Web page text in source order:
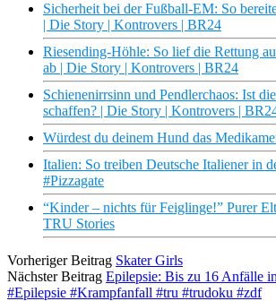
Sicherheit bei der Fußball-EM: So
| Die Story | Kontrovers | BR24
Riesending-Höhle: So lief die Rettung
ab | Die Story | Kontrovers | BR24
Schienenirrsinn und Pendlerchaos: Ist
schaffen? | Die Story | Kontrovers |
Würdest du deinem Hund das
Italien: So treiben Deutsche Italiener in
#Pizzagate
“Kinder – nichts für Feiglinge!” Purer
TRU Stories
Vorheriger Beitrag Skater Girls
Nächster Beitrag Epilepsie: Bis zu 16 Anfälle
#Epilepsie #Krampfanfall #tru #trudoku #zdf